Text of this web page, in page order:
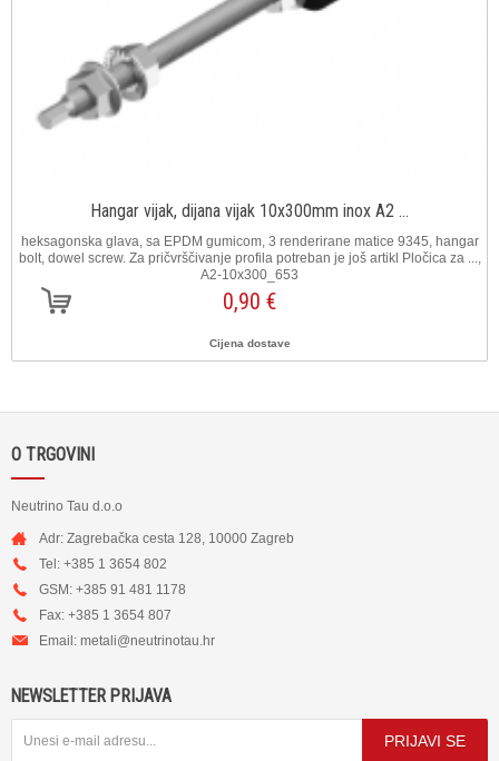
Hangar vijak, dijana vijak 10x300mm inox A2 ...
heksagonska glava, sa EPDM gumicom, 3 renderirane matice 9345, hangar
bolt, dowel screw. Za pričvrščivanje profila potreban je još artikl Pločica za ...,
A2-10x300_653
0,90 €
Cijena dostave
O TRGOVINI
Neutrino Tau d.o.o
Adr: Zagrebačka cesta 128, 10000 Zagreb
Tel: +385 1 3654 802
GSM: +385 91 481 1178
Fax: +385 1 3654 807
Email: metali@neutrinotau.hr
NEWSLETTER PRIJAVA
PRIJAVI SE